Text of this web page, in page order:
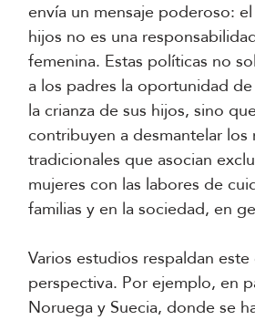
envía un mensaje poderoso:
hijos no es una
femenina. Estas políticas no
a los padres la oportunidad
la crianza de sus hijos, sino
contribuyen a desmantelar
tradicionales que asocian
mujeres con las labores de
familias y en la sociedad, en
Varios estudios respaldan
perspectiva. Por ejemplo, en
Noruega y Suecia, donde se